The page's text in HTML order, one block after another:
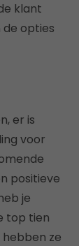
klant
opties
er is
voor
positieve
je
top tien
ze